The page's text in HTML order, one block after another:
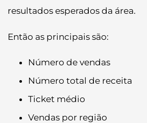
resultados esperados da área.
Então as principais são:
Número de vendas
Número total de receita
Ticket médio
Vendas por região